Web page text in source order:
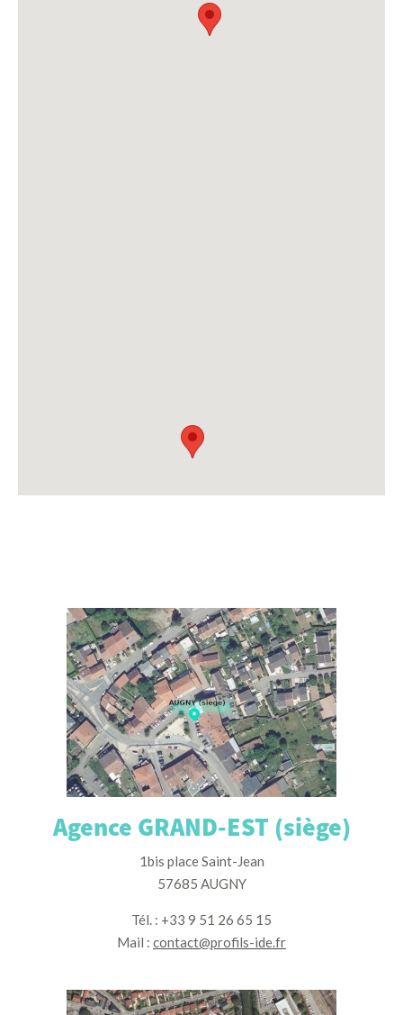
Agence GRAND-EST (siège)
1bis place Saint-Jean
57685 AUGNY
Tél. : +33 9 51 26 65 15
Mail : contact@profils-ide.fr